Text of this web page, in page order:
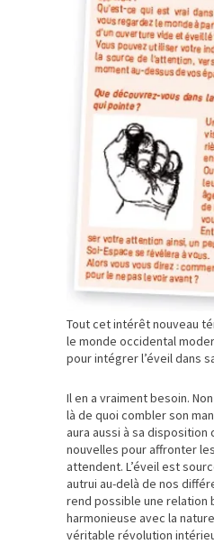
Tout cet intérêt nouveau
le monde occidental
pour intégrer l’éveil dans
Il en a vraiment besoin.
là de quoi combler son
aura aussi à sa
nouvelles pour affronter
attendent. L’éveil est
autrui au-delà de nos
rend possible une relation
harmonieuse avec la
véritable révolution